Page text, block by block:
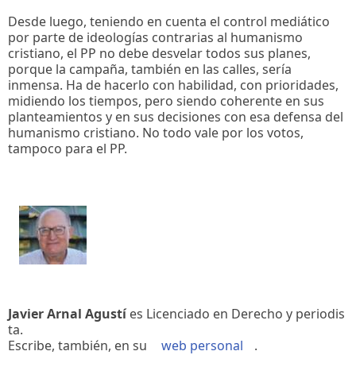
Desde luego, teniendo en cuenta el control mediático
por parte de ideologías contrarias al humanismo
cristiano, el PP no debe desvelar todos sus planes,
porque la campaña, también en las calles, sería
inmensa. Ha de hacerlo con habilidad, con prioridades,
midiendo los tiempos, pero siendo coherente en sus
planteamientos y en sus decisiones con esa defensa del
humanismo cristiano. No todo vale por los votos,
tampoco para el PP.
Javier Arnal Agustíes Licenciado en Derecho y periodis
ta.
Escribe, también, en su
web personal .